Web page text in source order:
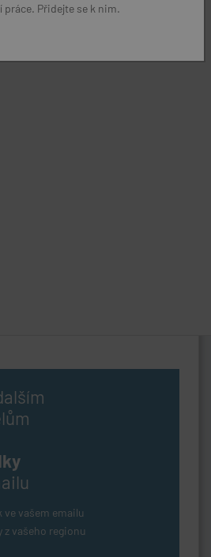
práce. Přidejte se k nim.
ve vašem emailu
z vašeho regionu